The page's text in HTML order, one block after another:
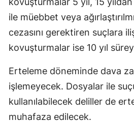
ile müebbet veya
cezasını gerektiren suçlara
kovuşturmalar ise 10 yıl
Erteleme döneminde dava
işlemeyecek. Dosyalar ile
kullanılabilecek deliller de
muhafaza edilecek.